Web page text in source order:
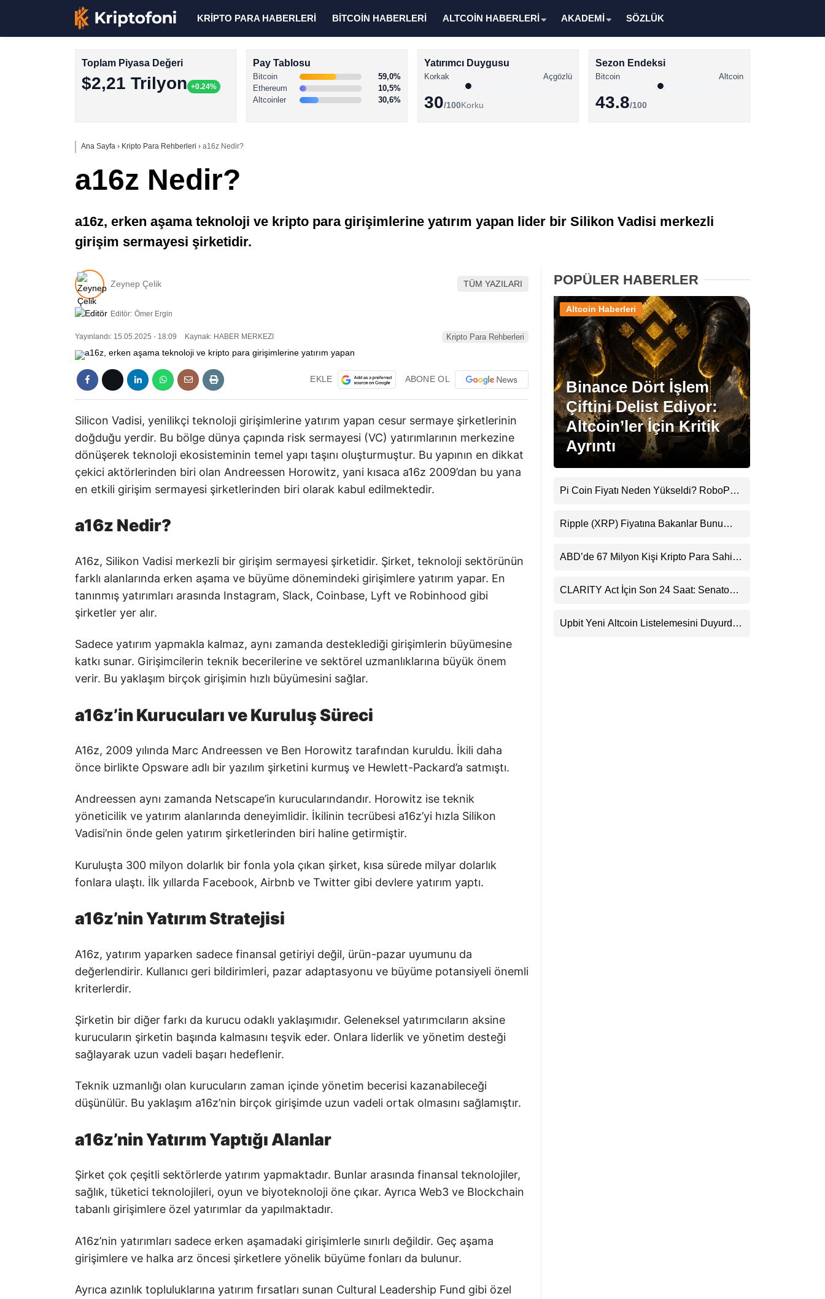
Solana Haberleri
Memecoin Haberleri
Stablecoin Haberleri
Facebook
Instagram
TikTok
LinkedIn
Telegram
KRİPTO PARA HABERLERİ BİTCOİN HABERLERİ ALTCOİN HABERLERİ AKADEMİ SÖZLÜK
Toplam Piyasa Değeri
$2,21 Trilyon +0.24%
Pay Tablosu
Bitcoin
59,0%
Ethereum
10,5%
Altcoinler
30,6%
Yatırımcı Duygusu
Korkak Açgözlü
30/100Korku
Sezon Endeksi
Bitcoin Altcoin
43.8/100
Ana Sayfa › Kripto Para Rehberleri › a16z Nedir?
a16z Nedir?
a16z, erken aşama teknoloji ve kripto para girişimlerine yatırım yapan lider bir Silikon Vadisi merkezli
girişim sermayesi şirketidir.
Zeynep Çelik TÜM YAZILARI
Editör: Ömer Ergin
Yayınlandı: 15.05.2025 - 18:09 Kaynak: HABER MERKEZI Kripto Para Rehberleri
EKLE ABONE OL
Silicon Vadisi, yenilikçi teknoloji girişimlerine yatırım yapan cesur sermaye şirketlerinin
doğduğu yerdir. Bu bölge dünya çapında risk sermayesi (VC) yatırımlarının merkezine
dönüşerek teknoloji ekosisteminin temel yapı taşını oluşturmuştur. Bu yapının en dikkat
çekici aktörlerinden biri olan Andreessen Horowitz, yani kısaca a16z 2009’dan bu yana
en etkili girişim sermayesi şirketlerinden biri olarak kabul edilmektedir.
a16z Nedir?
A16z, Silikon Vadisi merkezli bir girişim sermayesi şirketidir. Şirket, teknoloji sektörünün
farklı alanlarında erken aşama ve büyüme dönemindeki girişimlere yatırım yapar. En
tanınmış yatırımları arasında Instagram, Slack, Coinbase, Lyft ve Robinhood gibi
şirketler yer alır.
Sadece yatırım yapmakla kalmaz, aynı zamanda desteklediği girişimlerin büyümesine
katkı sunar. Girişimcilerin teknik becerilerine ve sektörel uzmanlıklarına büyük önem
verir. Bu yaklaşım birçok girişimin hızlı büyümesini sağlar.
a16z’in Kurucuları ve Kuruluş Süreci
A16z, 2009 yılında Marc Andreessen ve Ben Horowitz tarafından kuruldu. İkili daha
önce birlikte Opsware adlı bir yazılım şirketini kurmuş ve Hewlett-Packard’a satmıştı.
Andreessen aynı zamanda Netscape’in kurucularındandır. Horowitz ise teknik
yöneticilik ve yatırım alanlarında deneyimlidir. İkilinin tecrübesi a16z’yi hızla Silikon
Vadisi’nin önde gelen yatırım şirketlerinden biri haline getirmiştir.
Kuruluşta 300 milyon dolarlık bir fonla yola çıkan şirket, kısa sürede milyar dolarlık
fonlara ulaştı. İlk yıllarda Facebook, Airbnb ve Twitter gibi devlere yatırım yaptı.
a16z’nin Yatırım Stratejisi
A16z, yatırım yaparken sadece finansal getiriyi değil, ürün-pazar uyumunu da
değerlendirir. Kullanıcı geri bildirimleri, pazar adaptasyonu ve büyüme potansiyeli önemli
kriterlerdir.
Şirketin bir diğer farkı da kurucu odaklı yaklaşımıdır. Geleneksel yatırımcıların aksine
kurucuların şirketin başında kalmasını teşvik eder. Onlara liderlik ve yönetim desteği
sağlayarak uzun vadeli başarı hedeflenir.
Teknik uzmanlığı olan kurucuların zaman içinde yönetim becerisi kazanabileceği
düşünülür. Bu yaklaşım a16z’nin birçok girişimde uzun vadeli ortak olmasını sağlamıştır.
a16z’nin Yatırım Yaptığı Alanlar
Şirket çok çeşitli sektörlerde yatırım yapmaktadır. Bunlar arasında finansal teknolojiler,
sağlık, tüketici teknolojileri, oyun ve biyoteknoloji öne çıkar. Ayrıca Web3 ve Blockchain
tabanlı girişimlere özel yatırımlar da yapılmaktadır.
A16z’nin yatırımları sadece erken aşamadaki girişimlerle sınırlı değildir. Geç aşama
girişimlere ve halka arz öncesi şirketlere yönelik büyüme fonları da bulunur.
Ayrıca azınlık topluluklarına yatırım fırsatları sunan Cultural Leadership Fund gibi özel
POPÜLER HABERLER
Binance Dört İşlem
Çiftini Delist Ediyor:
Altcoin’ler İçin Kritik
Ayrıntı
Altcoin Haberleri
Pi Coin Fiyatı Neden Yükseldi? RoboPay
Destekledi
Ripple (XRP) Fiyatına Bakanlar Bunu
Uyarı
ABD’de 67 Milyon Kişi Kripto Para Sahibi:
CLARITY Act İçin Son 24 Saat: Senato
Beklentisini Bozabilir
Upbit Yeni Altcoin Listelemesini Duyurdu: